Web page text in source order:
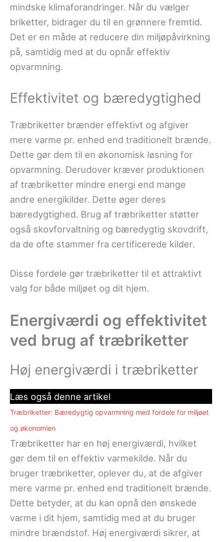
mindske klimaforandringer. Når du vælger
briketter, bidrager du til en grønnere fremtid.
Det er en måde at reducere din miljøpåvirkning
på, samtidig med at du opnår effektiv
opvarmning.
Effektivitet og bæredygtighed
Træbriketter brænder effektivt og afgiver
mere varme pr. enhed end traditionelt brænde.
Dette gør dem til en økonomisk løsning for
opvarmning. Derudover kræver produktionen
af træbriketter mindre energi end mange
andre energikilder. Dette øger deres
bæredygtighed. Brug af træbriketter støtter
også skovforvaltning og bæredygtig skovdrift,
da de ofte stammer fra certificerede kilder.
Disse fordele gør træbriketter til et attraktivt
valg for både miljøet og dit hjem.
Energiværdi og effektivitet
ved brug af træbriketter
Høj energiværdi i træbriketter
Læs også denne artikel
Træbriketter: Bæredygtig opvarmning med fordele for miljøet
og økonomien
Træbriketter har en høj energiværdi, hvilket
gør dem til en effektiv varmekilde. Når du
bruger træbriketter, oplever du, at de afgiver
mere varme pr. enhed end traditionelt brænde.
Dette betyder, at du kan opnå den ønskede
varme i dit hjem, samtidig med at du bruger
mindre brændstof. Høj energiværdi sikrer, at